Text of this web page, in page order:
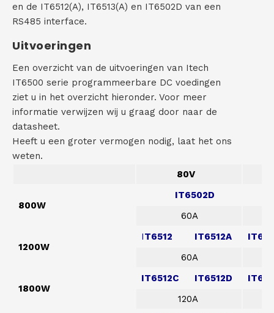
en de IT6512(A), IT6513(A) en IT6502D van een
RS485 interface.
Uitvoeringen
Een overzicht van de uitvoeringen van Itech
IT6500 serie programmeerbare DC voedingen
ziet u in het overzicht hieronder. Voor meer
informatie verwijzen wij u graag door naar de
datasheet.
Heeft u een groter vermogen nodig, laat het ons
weten.
80V
800W
IT6502D
60A
1200W
IT6512 IT6512A
60A
1800W
IT6512C IT6512D
120A